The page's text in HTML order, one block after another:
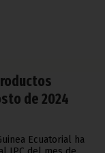
de 2024
Ecuatorial ha